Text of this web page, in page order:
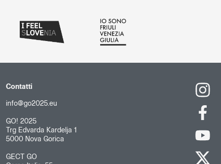
Contatti
info@go2025.eu
GO! 2025
Trg Edvarda Kardelja 1
5000 Nova Gorica
GECT GO